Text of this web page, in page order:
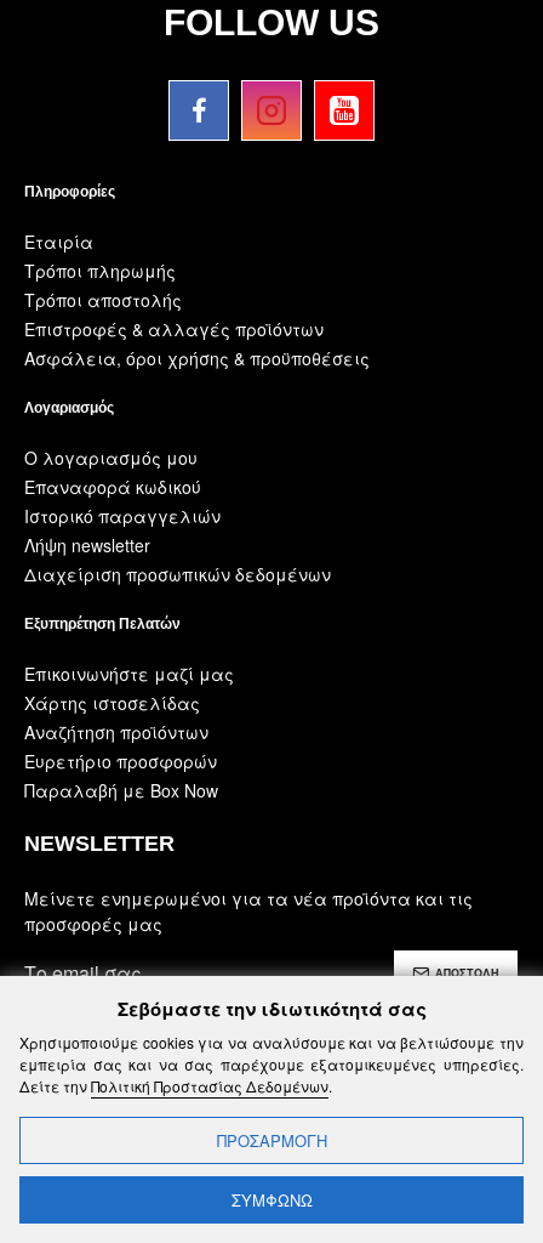
FOLLOW US
Πληροφορίες
Εταιρία
Τρόποι πληρωμής
Τρόποι αποστολής
Επιστροφές & αλλαγές προϊόντων
Ασφάλεια, όροι χρήσης & προϋποθέσεις
Λογαριασμός
Ο λογαριασμός μου
Επαναφορά κωδικού
Ιστορικό παραγγελιών
Λήψη newsletter
Διαχείριση προσωπικών δεδομένων
Εξυπηρέτηση Πελατών
Επικοινωνήστε μαζί μας
Χάρτης ιστοσελίδας
Αναζήτηση προϊόντων
Ευρετήριο προσφορών
Παραλαβή με Box Now
NEWSLETTER
Μείνετε ενημερωμένοι για τα νέα προϊόντα και τις
προσφορές μας
ΑΠΟΣΤΟΛΗ
Έχω διαβάσει και αποδέχομαι τους
Ασφάλεια, Όροι Χρήσης & Προϋποθέσεις
Σεβόμαστε την ιδιωτικότητά σας
Χρησιμοποιούμε cookies για να αναλύσουμε και να βελτιώσουμε την
εμπειρία σας και να σας παρέχουμε εξατομικευμένες υπηρεσίες.
Δείτε τηνΠολιτική Προστασίας Δεδομένων.
ΠΡΟΣΑΡΜΟΓΗ
ΣΥΜΦΩΝΩ
ΦΙΛΤΡΑ